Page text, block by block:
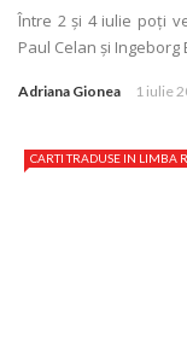
Între 2 și 4 iulie poţi
Paul Celan și Ingeborg
Adriana Gionea 1 iulie
CARTI TRADUSE IN LIMBA